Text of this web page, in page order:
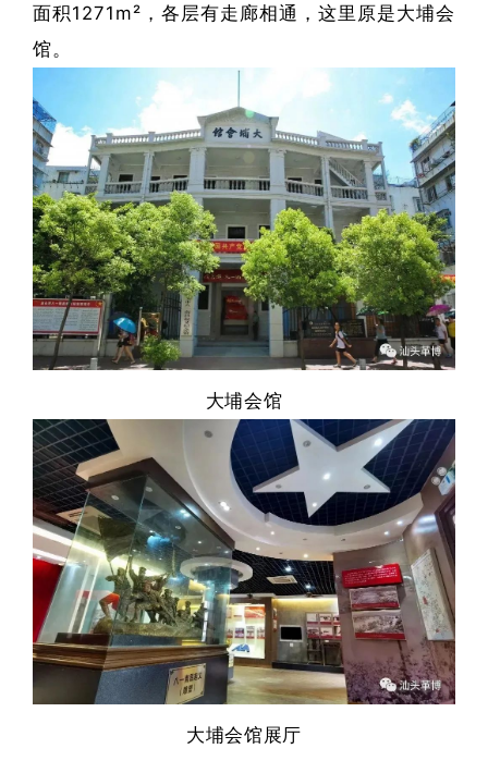
面积1271m²，各层有走廊相通，这里原是大埔会
馆。
大埔会馆
大埔会馆展厅